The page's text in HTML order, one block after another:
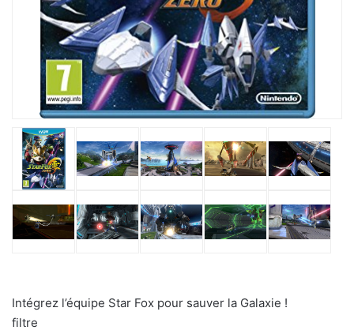
Intégrez l’équipe Star Fox pour sauver la Galaxie !
filtre